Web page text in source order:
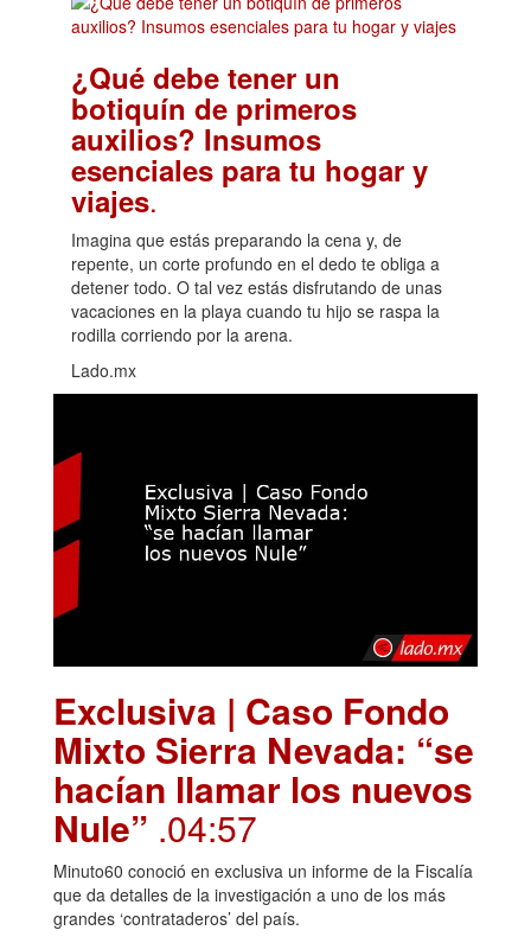
¿Qué debe tener un
botiquín de primeros
auxilios? Insumos
esenciales para tu hogar y
viajes.
Imagina que estás preparando la cena y, de
repente, un corte profundo en el dedo te obliga a
detener todo. O tal vez estás disfrutando de unas
vacaciones en la playa cuando tu hijo se raspa la
rodilla corriendo por la arena.
Lado.mx
Exclusiva | Caso Fondo
Mixto Sierra Nevada: “se
hacían llamar los nuevos
Nule” .04:57
Minuto60 conoció en exclusiva un informe de la Fiscalía
que da detalles de la investigación a uno de los más
grandes ‘contrataderos’ del país.